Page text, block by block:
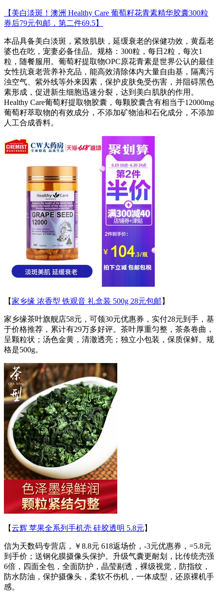
【美白淡斑！澳洲 Healthy Care 葡萄籽花青素精华胶囊300粒
券后79元包邮，第二件69.5】
本品具备美白淡斑，紧致肌肤，延缓衰老的保健功效，黄磊老
婆也在吃，宠妻必备佳品。规格：300粒，每日2粒，每次1
粒，随餐服用。葡萄籽提取物OPC原花青素是世界公认的最佳
女性抗衰老营养补充品，能高效清除体内大量自由基，隔离污
浊空气、紫外线等外来因素，保护皮肤免受伤害，并阻碍黑色
素形成，促进新生细胞迅速分裂，达到美白肌肤的作用。
Healthy Care葡萄籽提取物胶囊，每颗胶囊含有相当于12000mg
葡萄籽萃取物的有效成分，不添加矿物油和石化成分，不添加
人工合成香料。
【家乡缘 浓香型 铁观音 礼盒装 500g 28元包邮 】
家乡缘茶叶旗舰店58元，可领30元优惠券，实付28元到手，基
于价格推荐，累计有29万多好评。茶叶厚重匀整，茶条卷曲，
呈颗粒状；汤色金黄，清澈透亮；独立小包装，保质保鲜。规
格是500g。
【云辉 苹果全系列手机壳 硅胶透明 5.8元 】
信为天数码专营店，￥8.8元 618返场价，-3元优惠券，=5.8元
到手价；送钢化膜摄像头保护。升级气囊更耐划，比传统壳强
6倍，四面全包，全面防护，晶莹剔透，裸级视觉，防指纹，
防水防油，保护摄像头，柔软不伤机，一体成型，还原裸机手
感。